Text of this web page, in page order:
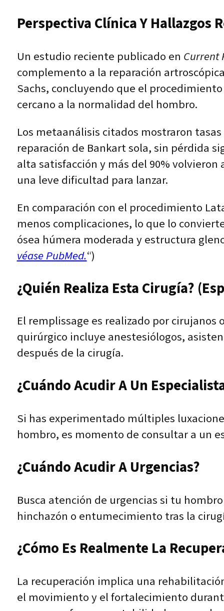
Perspectiva Clínica Y Hallazgos
Un estudio reciente publicado en Current
complemento a la reparación
Sachs, concluyendo que el
cercano a la normalidad del hombro.
Los metaanálisis citados mostraron
reparación de Bankart sola, sin pérdida
alta satisfacción y más del 90%
una leve dificultad para lanzar.
En comparación con el procedimiento
menos complicaciones, lo que lo
ósea húmera moderada y estructura
véase PubMed.“)
¿Quién Realiza Esta Cirugía?
El remplissage es realizado por
quirúrgico incluye anestesiólogos,
después de la cirugía.
¿Cuándo Acudir A Un
Si has experimentado múltiples
hombro, es momento de consultar a un
¿Cuándo Acudir A Urgencias?
Busca atención de urgencias si tu
hinchazón o entumecimiento tras la
¿Cómo Es Realmente La
La recuperación implica una
el movimiento y el fortalecimiento